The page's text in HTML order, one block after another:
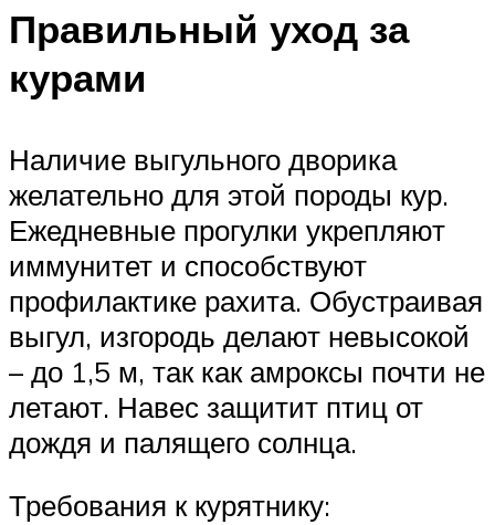
Правильный уход за
курами
Наличие выгульного дворика
желательно для этой породы кур.
Ежедневные прогулки укрепляют
иммунитет и способствуют
профилактике рахита. Обустраивая
выгул, изгородь делают невысокой
– до 1,5 м, так как амроксы почти не
летают. Навес защитит птиц от
дождя и палящего солнца.
Требования к курятнику: